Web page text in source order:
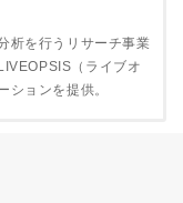
析を行うリサーチ事業
（ライブオ
ションを提供。